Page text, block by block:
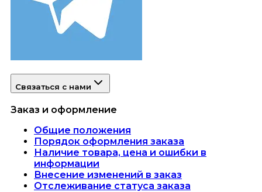
Связаться с нами
Заказ и оформление
Общие положения
Порядок оформления заказа
Наличие товара, цена и ошибки в
информации
Внесение изменений в заказ
Отслеживание статуса заказа